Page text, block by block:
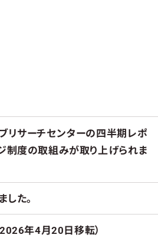
リサーチセンターの四半期レポ
制度の取組みが取り上げられま
た。
年4月20日移転）